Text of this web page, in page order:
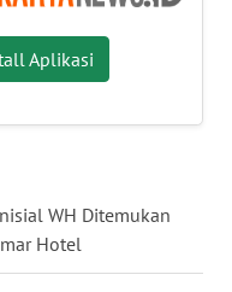
Aplikasi
WH Ditemukan
Hotel